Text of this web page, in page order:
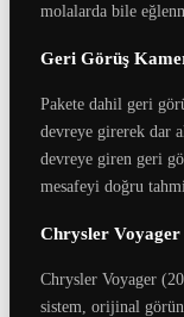
molalarda bile
Geri Görüş
Pakete dahil geri
devreye girerek dar
devreye giren geri
mesafeyi doğru
Chrysler
Chrysler Voyager
sistem, orijinal